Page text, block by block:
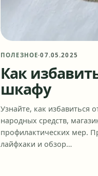
ПОЛЕЗНОЕ·07.05.2025
Как
шкафу
Узнайте, как
народных средств,
профилактических мер.
лайфхаки и обзор…